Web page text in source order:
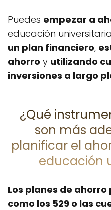
Puedes empezar a
educación
un plan financiero,
ahorro y utilizando
inversiones a largo
¿Qué
son más
planificar el
educación
Los planes de
como los 529 o las